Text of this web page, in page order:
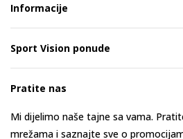
Informacije
Sport Vision ponude
Pratite nas
Mi dijelimo naše tajne sa vama.
mrežama i saznajte sve o